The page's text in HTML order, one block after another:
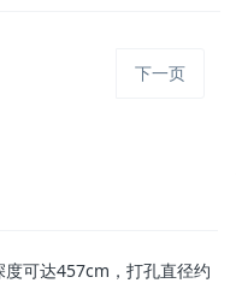
下一页
度可达457cm，打孔直径约